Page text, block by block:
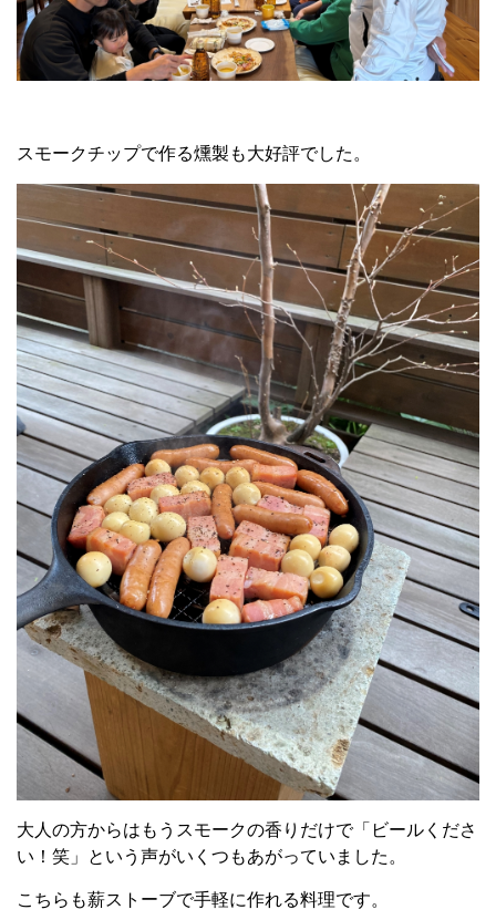
スモークチップで作る燻製も大好評でした。
大人の方からはもうスモークの香りだけで「ビールくださ
い！笑」という声がいくつもあがっていました。
こちらも薪ストーブで手軽に作れる料理です。